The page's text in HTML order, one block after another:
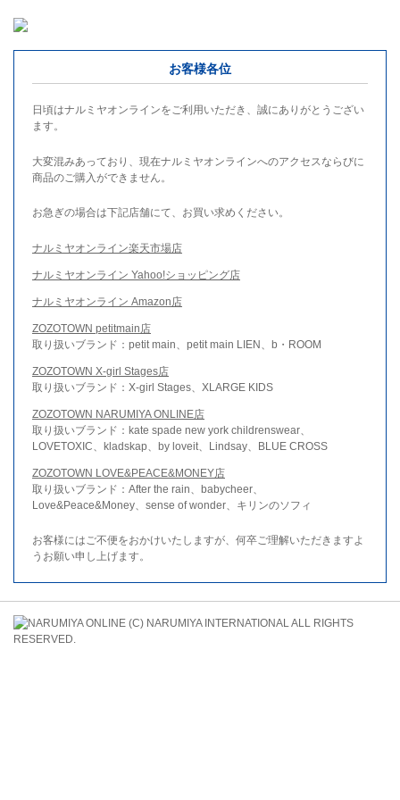
お客様各位
日頃はナルミヤオンラインをご利用いただき、誠にありがとうござい
ます。
大変混みあっており、現在ナルミヤオンラインへのアクセスならびに
商品のご購入ができません。
お急ぎの場合は下記店舗にて、お買い求めください。
ナルミヤオンライン楽天市場店
ナルミヤオンライン Yahoo!ショッピング店
ナルミヤオンライン Amazon店
ZOZOTOWN petitmain店
取り扱いブランド：petit main、petit main LIEN、b・ROOM
ZOZOTOWN X-girl Stages店
取り扱いブランド：X-girl Stages、XLARGE KIDS
ZOZOTOWN NARUMIYA ONLINE店
取り扱いブランド：kate spade new york childrenswear、
LOVETOXIC、kladskap、by loveit、Lindsay、BLUE CROSS
ZOZOTOWN LOVE&PEACE&MONEY店
取り扱いブランド：After the rain、babycheer、
Love&Peace&Money、sense of wonder、キリンのソフィ
お客様にはご不便をおかけいたしますが、何卒ご理解いただきますよ
うお願い申し上げます。